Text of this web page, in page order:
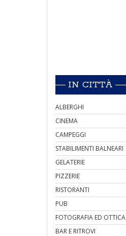
IN CITTÀ
ALBERGHI
CINEMA
CAMPEGGI
STABILIMENTI BALNEARI
GELATERIE
PIZZERIE
RISTORANTI
PUB
FOTOGRAFIA ED OTTICA
BAR E RITROVI